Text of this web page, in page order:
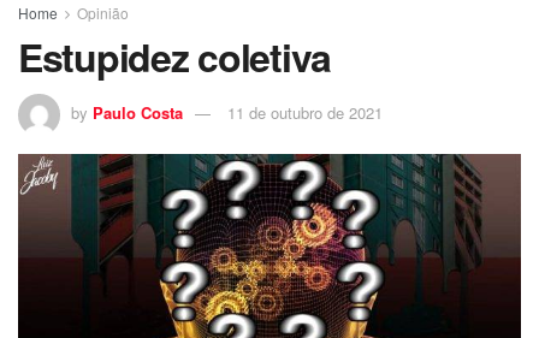
Home Opinião
Estupidez coletiva
by Paulo Costa 11 de outubro de 2021